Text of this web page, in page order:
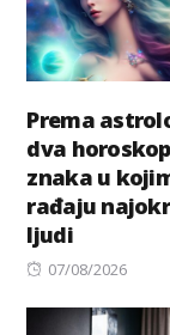
Prema
dva
znaka u
rađaju
ljudi
Posted
07/08/2026